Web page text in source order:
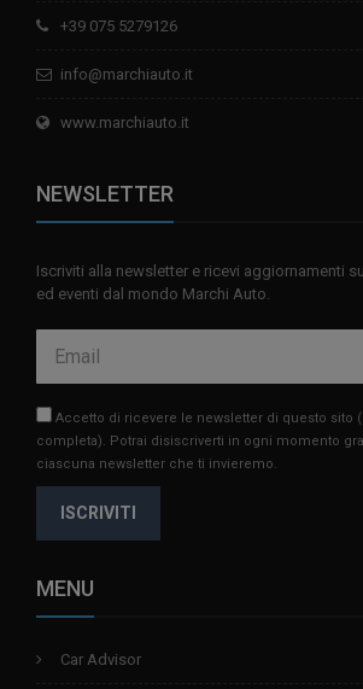
+39 075 5279126
info@marchiauto.it
www.marchiauto.it
NEWSLETTER
Iscriviti alla newsletter e ricevi aggiornamenti
ed eventi dal mondo Marchi Auto.
Accetto di ricevere le newsletter di questo sito
completa). Potrai disiscriverti in ogni momento
ciascuna newsletter che ti invieremo.
ISCRIVITI
MENU
Car Advisor